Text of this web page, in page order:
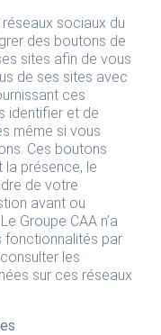
sociaux du
des boutons de
sites afin de vous
de ses sites avec
ces
identifier et de
même si vous
Ces boutons
présence, le
de votre
avant ou
Groupe CAA n’a
fonctionnalités par
les
sur ces réseaux